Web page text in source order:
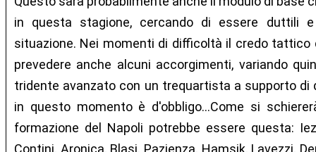
in questa stagione, cercando di essere duttili
situazione. Nei momenti di difficoltà il credo tattico
prevedere anche alcuni accorgimenti, variando
tridente avanzato con un trequartista a supporto di
in questo momento è d'obbligo...Come si
formazione del Napoli potrebbe essere questa:
Contini, Aronica, Blasi, Pazienza, Hamsik, Lavezzi,